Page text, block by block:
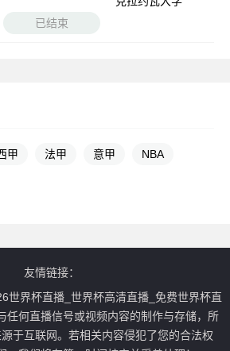
已结束
甲 法甲 意甲 NBA
友情链接：
世界杯直播_世界杯高清直播_免费世界杯直
任何直播信号或视频内容的制作与存储，所
于互联网。若相关内容侵犯了您的合法权